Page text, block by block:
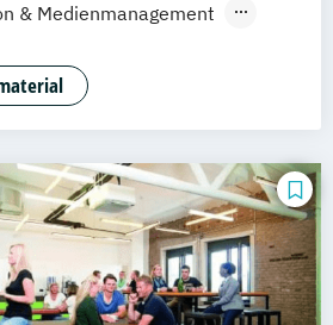
& Medienmanagement
Hochschulzertifikat